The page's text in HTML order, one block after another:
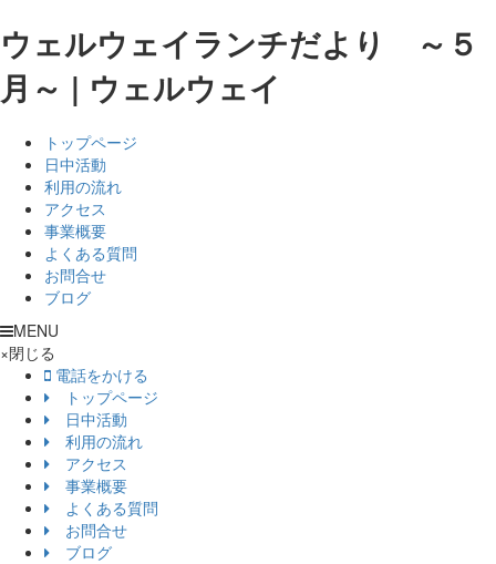
ウェルウェイランチだより ～５
月～ | ウェルウェイ
トップページ
日中活動
利用の流れ
アクセス
事業概要
よくある質問
お問合せ
ブログ
MENU
×閉じる
電話をかける
トップページ
日中活動
利用の流れ
アクセス
事業概要
よくある質問
お問合せ
ブログ